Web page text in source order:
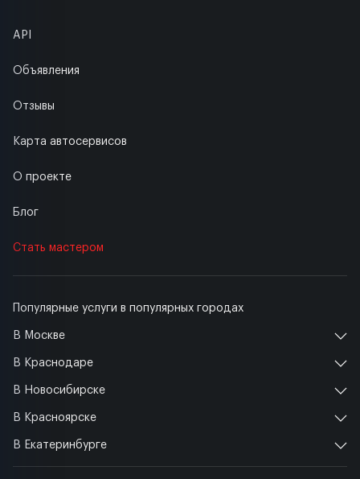
Популярные услуги в популярных городах
В Москве
В Краснодаре
В Новосибирске
В Красноярске
В Екатеринбурге
API
Объявления
Отзывы
Карта автосервисов
О проекте
Блог
Стать мастером